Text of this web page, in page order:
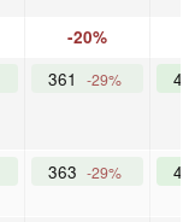
-20%
361 -29%
363 -29%